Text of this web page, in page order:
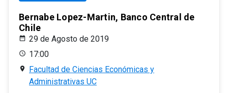
Bernabe Lopez-Martin, Banco Central de
Chile
29 de Agosto de 2019
17:00
Facultad de Ciencias Económicas y
Administrativas UC